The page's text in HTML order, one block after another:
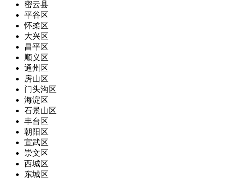
密云县
平谷区
怀柔区
大兴区
昌平区
顺义区
通州区
房山区
门头沟区
海淀区
石景山区
丰台区
朝阳区
宣武区
崇文区
西城区
东城区